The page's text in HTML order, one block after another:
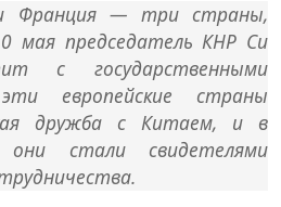
и Франция — три страны,
мая председатель КНР Си
с государственными
европейские страны
дружба с Китаем, и в
они стали свидетелями